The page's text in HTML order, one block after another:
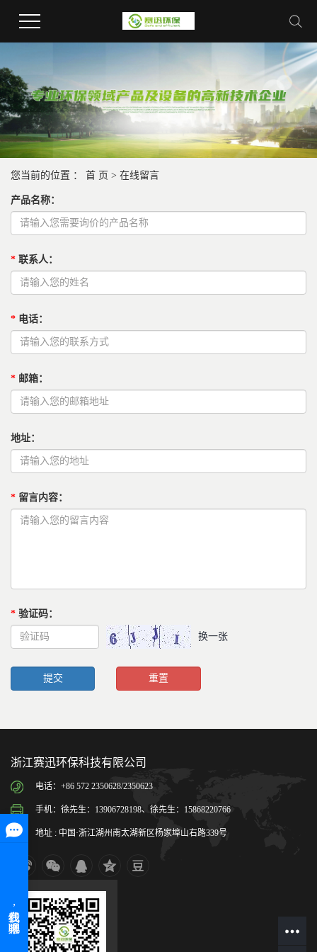
您当前的位置 ： 首 页 > 在线留言
产品名称：
* 联系人：
* 电话：
* 邮箱：
地址：
* 留言内容：
* 验证码：
换一张
浙江赛迅环保科技有限公司
电话：+86 572 2350628/2350623
手机：徐先生：13906728198、徐先生：15868220766
地址 : 中国·浙江湖州南太湖新区杨家埠山右路339号